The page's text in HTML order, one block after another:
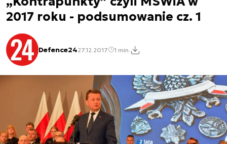
2017 roku - podsumowanie cz. 1
Defence2427.12.2017 1 min.